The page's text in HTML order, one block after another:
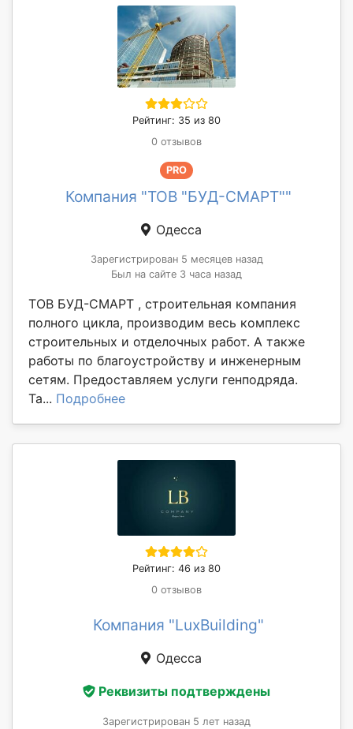
Рейтинг: 35 из 80
0 отзывов
PRO
Компания "ТОВ "БУД-СМАРТ""
Одесса
Зарегистрирован 5 месяцев назад
Был на сайте 3 часа назад
ТОВ БУД-СМАРТ , строительная компания
полного цикла, производим весь комплекс
строительных и отделочных работ. А также
работы по благоустройству и инженерным
сетям. Предоставляем услуги генподряда.
Та... Подробнее
Рейтинг: 46 из 80
0 отзывов
Компания "LuxBuilding"
Одесса
Реквизиты подтверждены
Зарегистрирован 5 лет назад